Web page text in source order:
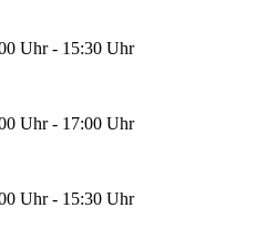
Uhr - 15:30 Uhr
Uhr - 17:00 Uhr
Uhr - 15:30 Uhr